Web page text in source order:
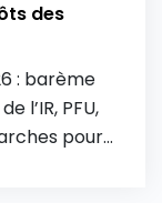
des
: barème
l’IR, PFU,
pour